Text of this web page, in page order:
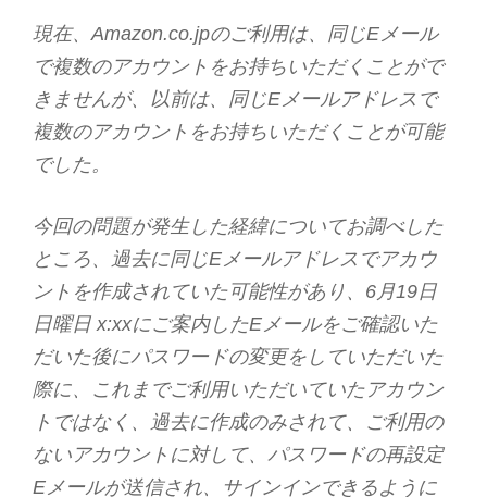
現在、Amazon.co.jpのご利用は、同じEメール
で複数のアカウントをお持ちいただくことがで
きませんが、以前は、同じEメールアドレスで
複数のアカウントをお持ちいただくことが可能
でした。
今回の問題が発生した経緯についてお調べした
ところ、過去に同じEメールアドレスでアカウ
ントを作成されていた可能性があり、6月19日
日曜日 x:xxにご案内したEメールをご確認いた
だいた後にパスワードの変更をしていただいた
際に、これまでご利用いただいていたアカウン
トではなく、過去に作成のみされて、ご利用の
ないアカウントに対して、パスワードの再設定
Eメールが送信され、サインインできるように